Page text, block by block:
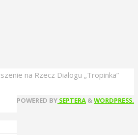
na Rzecz Dialogu „Tropinka”
POWERED BY SEPTERA &WORDPRESS.